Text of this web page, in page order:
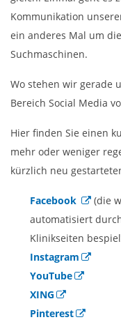
Kommunikation
ein anderes Mal um
Suchmaschinen.
Wo stehen wir gerade
Bereich Social Media
Hier finden Sie einen
mehr oder weniger
kürzlich neu
Facebook
(die
automatisiert
Klinikseiten
Instagram
YouTube
XING
Pinterest